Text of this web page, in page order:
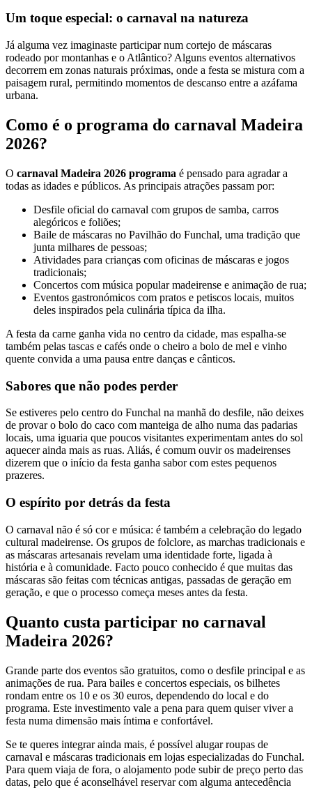
Um toque especial: o carnaval na natureza
Já alguma vez imaginaste participar num cortejo de máscaras
rodeado por montanhas e o Atlântico? Alguns eventos alternativos
decorrem em zonas naturais próximas, onde a festa se mistura com a
paisagem rural, permitindo momentos de descanso entre a azáfama
urbana.
Como é o programa do carnaval Madeira
2026?
O carnaval Madeira 2026 programa é pensado para agradar a
todas as idades e públicos. As principais atrações passam por:
Desfile oficial do carnaval com grupos de samba, carros
alegóricos e foliões;
Baile de máscaras no Pavilhão do Funchal, uma tradição que
junta milhares de pessoas;
Atividades para crianças com oficinas de máscaras e jogos
tradicionais;
Concertos com música popular madeirense e animação de rua;
Eventos gastronómicos com pratos e petiscos locais, muitos
deles inspirados pela culinária típica da ilha.
A festa da carne ganha vida no centro da cidade, mas espalha-se
também pelas tascas e cafés onde o cheiro a bolo de mel e vinho
quente convida a uma pausa entre danças e cânticos.
Sabores que não podes perder
Se estiveres pelo centro do Funchal na manhã do desfile, não deixes
de provar o bolo do caco com manteiga de alho numa das padarias
locais, uma iguaria que poucos visitantes experimentam antes do sol
aquecer ainda mais as ruas. Aliás, é comum ouvir os madeirenses
dizerem que o início da festa ganha sabor com estes pequenos
prazeres.
O espírito por detrás da festa
O carnaval não é só cor e música: é também a celebração do legado
cultural madeirense. Os grupos de folclore, as marchas tradicionais e
as máscaras artesanais revelam uma identidade forte, ligada à
história e à comunidade. Facto pouco conhecido é que muitas das
máscaras são feitas com técnicas antigas, passadas de geração em
geração, e que o processo começa meses antes da festa.
Quanto custa participar no carnaval
Madeira 2026?
Grande parte dos eventos são gratuitos, como o desfile principal e as
animações de rua. Para bailes e concertos especiais, os bilhetes
rondam entre os 10 e os 30 euros, dependendo do local e do
programa. Este investimento vale a pena para quem quiser viver a
festa numa dimensão mais íntima e confortável.
Se te queres integrar ainda mais, é possível alugar roupas de
carnaval e máscaras tradicionais em lojas especializadas do Funchal.
Para quem viaja de fora, o alojamento pode subir de preço perto das
datas, pelo que é aconselhável reservar com alguma antecedência